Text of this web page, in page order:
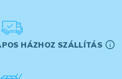
HÁZHOZ SZÁLLÍTÁS